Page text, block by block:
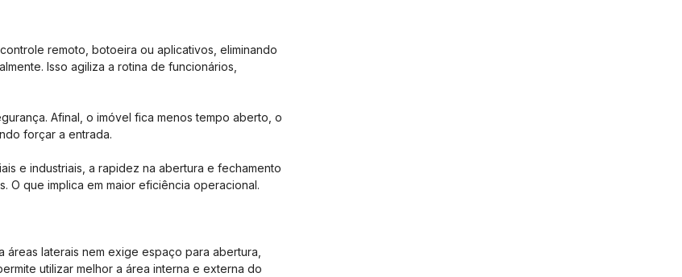
remoto, botoeira ou aplicativos, eliminando
Isso agiliza a rotina de funcionários,
Afinal, o imóvel fica menos tempo aberto, o
forçar a entrada.
e industriais, a rapidez na abertura e fechamento
que implica em maior eficiência operacional.
áreas laterais nem exige espaço para abertura,
utilizar melhor a área interna e externa do